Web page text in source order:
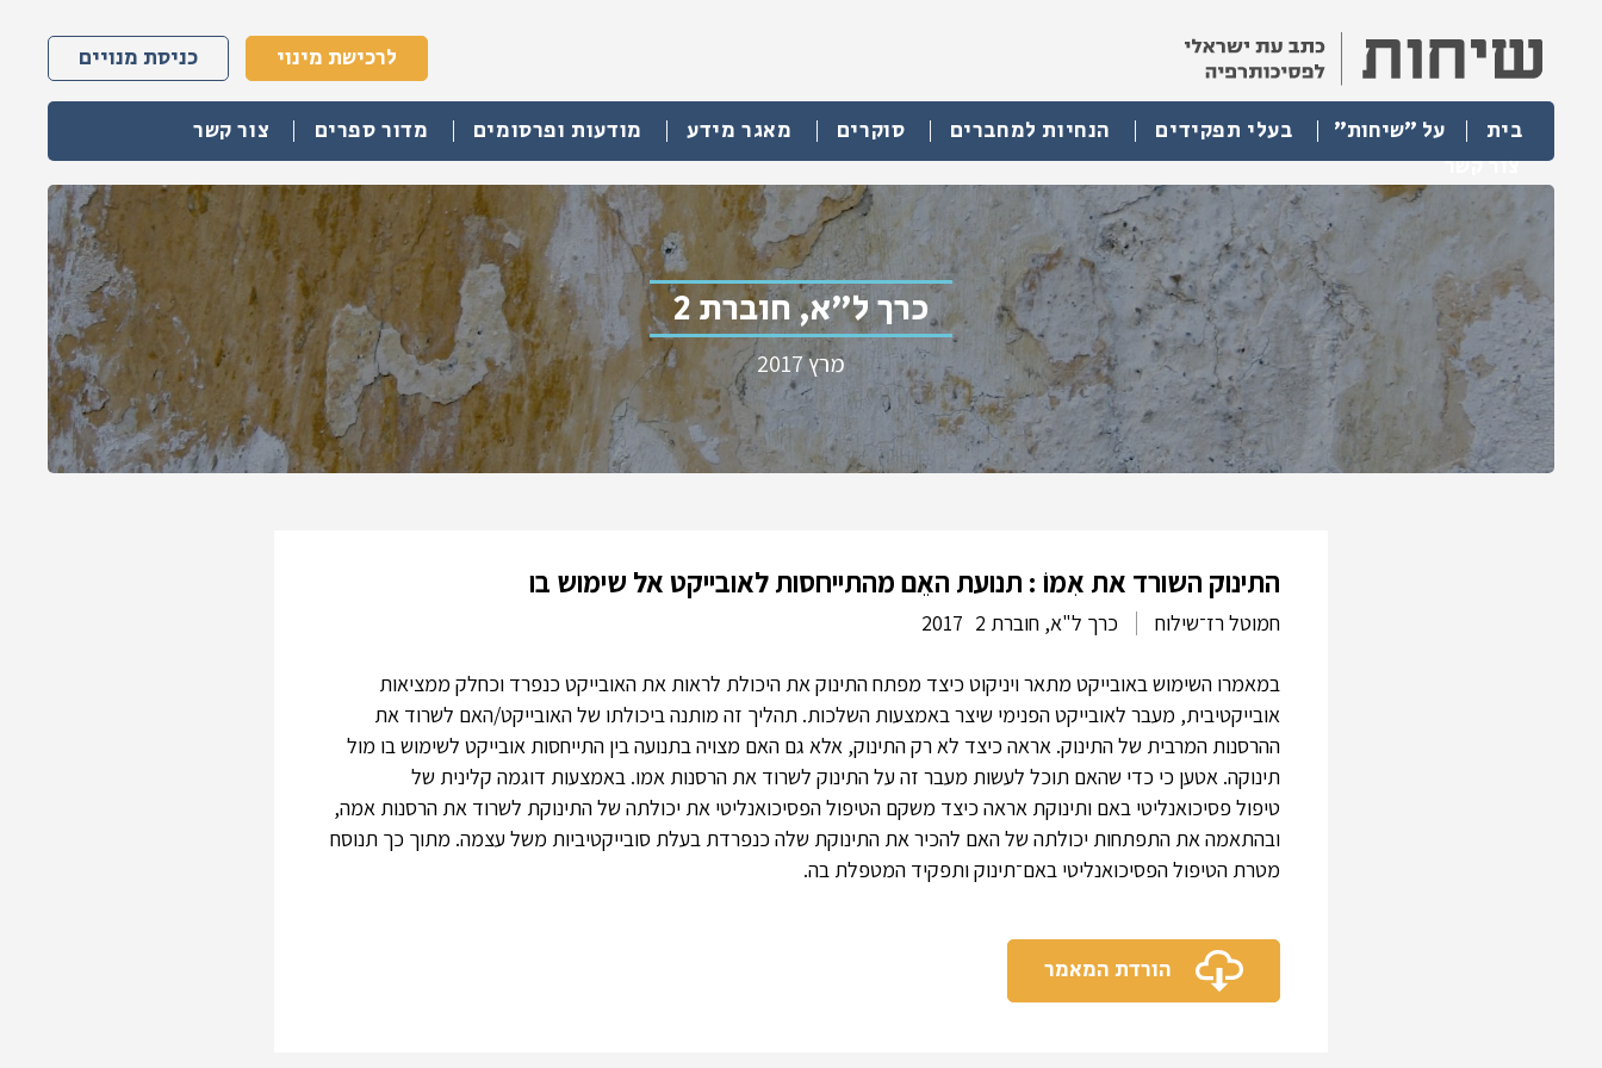
לרכישת מינוי כניסת מנויים
בית על "שיחות" בעלי תפקידים הנחיות למחברים סוקרים מאגר מידע מודעות ופרסומים מדור ספרים
צור קשר
צור קשר
כרך ל"א, חוברת 2
מרץ 2017
התינוק השורד את אִמוֹ : תנועת האֵם מהתייחסות לאובייקט אל שימוש בו
חמוטל רז־שילוח כרך ל"א, חוברת 2 2017
במאמרו השימוש באובייקט מתאר ויניקוט כיצד מפתח התינוק את היכולת לראות את האובייקט כנפרד וכחלק ממציאות
אובייקטיבית, מעבר לאובייקט הפנימי שיצר באמצעות השלכות. תהליך זה מותנה ביכולתו של האובייקט/האם לשרוד את
ההרסנות המרבית של התינוק. אראה כיצד לא רק התינוק, אלא גם האם מצויה בתנועה בין התייחסות אובייקט לשימוש בו מול
תינוקה. אטען כי כדי שהאם תוכל לעשות מעבר זה על התינוק לשרוד את הרסנות אמו. באמצעות דוגמה קלינית של
טיפול פסיכואנליטי באם ותינוקת אראה כיצד משקם הטיפול הפסיכואנליטי את יכולתה של התינוקת לשרוד את הרסנות אמה,
ובהתאמה את התפתחות יכולתה של האם להכיר את התינוקת שלה כנפרדת בעלת סובייקטיביות משל עצמה. מתוך כך תנוסח
מטרת הטיפול הפסיכואנליטי באם־תינוק ותפקיד המטפלת בה.
הורדת המאמר